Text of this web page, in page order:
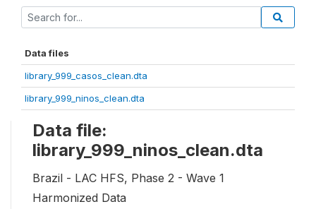
Data files
library_999_casos_clean.dta
library_999_ninos_clean.dta
Data file:
library_999_ninos_clean.dta
Brazil - LAC HFS, Phase 2 - Wave 1
Harmonized Data